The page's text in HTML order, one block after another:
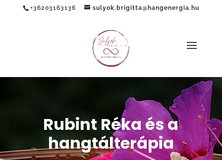
+36203163136 sulyok.brigitta@hangenergia.hu
Rubint Réka és a
hangtálterápia